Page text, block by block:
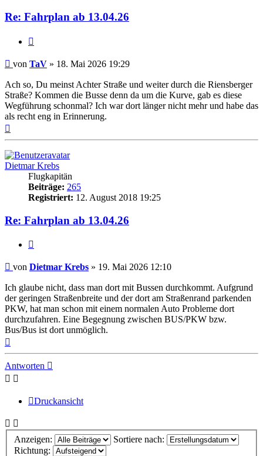
Re: Fahrplan ab 13.04.26
Ungelesener
von TaV » 18. Mai 2026 19:29
Ach so, Du meinst Achter Straße und weiter durch die Riensberger
Straße? Kommen die Busse denn da um die Kurve, gab es diese
Wegführung schonmal? Ich war dort länger nicht mehr und habe das
als recht eng in Erinnerung.
Dietmar Krebs
Flugkapitän
Beiträge: 265
Registriert: 12. August 2018 19:25
Re: Fahrplan ab 13.04.26
Ungelesener
von Dietmar Krebs » 19. Mai 2026 12:10
Ich glaube nicht, dass man dort mit Bussen durchkommt. Aufgrund
der geringen Straßenbreite und der dort am Straßenrand parkenden
PKW, hat man schon mit einem normalen Auto Probleme dort
durchzufahren. Eine Begegnung zwischen BUS/PKW bzw.
Bus/Bus ist dort unmöglich.
Antworten
Druckansicht
Anzeigen:
Sortiere nach:
Richtung: